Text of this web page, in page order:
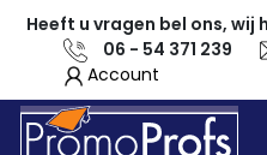
Heeft u vragen bel ons, wij
06 - 54 371 239
Account